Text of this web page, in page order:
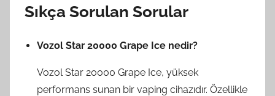
Sıkça Sorulan Sorular
Vozol Star 20000 Grape Ice nedir?
Vozol Star 20000 Grape Ice, yüksek
performans sunan bir vaping cihazıdır. Özellikle